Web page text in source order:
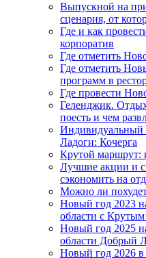
Выпускной на
сценария, от
Где и как
корпоратив
Где отметить
Где отметить
программ в
Где провести
Геленджик.
поесть и чем
Индивидуальный
Ладоги: Кочерга
Крутой маршрут:
Лучшие акции и
сэкономить на
Можно ли
Новый год 2023
области с
Новый год 2025
области Добрый
Новый год 2026 в